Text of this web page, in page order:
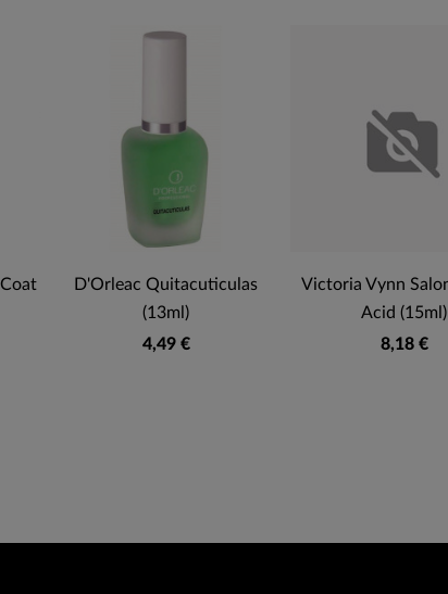
D'Orleac Quitacuticulas
(13ml)
4,49 €
Victoria Vynn
Acid (15ml)
8,18 €